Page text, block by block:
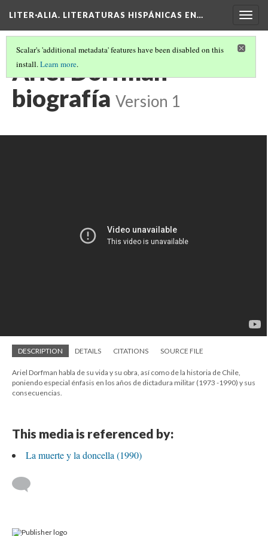
LITER·ALIA. LITERATURAS HISPÁNICAS EN…
Scalar's 'additional metadata' features have been disabled on this
install.Learn more.
Ariel Dorfman
biografía Version 1
DESCRIPTION DETAILS CITATIONS SOURCE FILE
Ariel Dorfman habla de su vida y su obra, así como de la historia de Chile,
poniendo especial énfasis en los años de dictadura militar (1973 -1990) y sus
consecuencias.
This media is referenced by:
La muerte y la doncella (1990)